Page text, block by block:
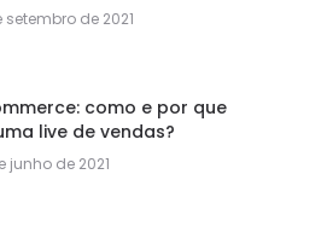
setembro de 2021
como e por que
live de vendas?
junho de 2021